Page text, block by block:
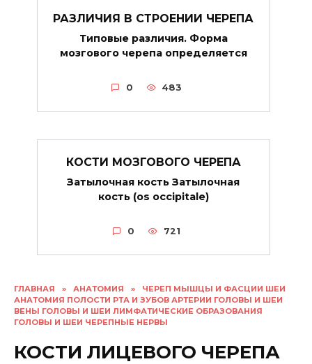
ГЛАВНАЯ » АНАТОМИЯ »
ЧЕРЕП МЫШЦЫ И ФАСЦИИ ШЕИ
АНАТОМИЯ ПОЛОСТИ РТА И ЗУБОВ АРТЕРИИ ГОЛОВЫ И ШЕИ
ВЕНЫ ГОЛОВЫ И ШЕИ ЛИМФАТИЧЕСКИЕ ОБРАЗОВАНИЯ
ГОЛОВЫ И ШЕИ ЧЕРЕПНЫЕ НЕРВЫ
КОСТИ ЛИЦЕВОГО ЧЕРЕПА
РАЗЛИЧИЯ В СТРОЕНИИ ЧЕРЕПА
Типовые различия. Форма
мозгового черепа определяется
0 483
КОСТИ МОЗГОВОГО ЧЕРЕПА
Затылочная кость Затылочная
кость (os occipitale)
0 721